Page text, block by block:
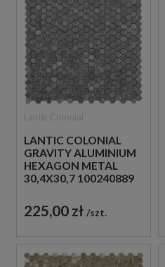
LANTIC COLONIAL
GRAVITY ALUMINIUM
HEXAGON METAL
30,4X30,7 100240889
SZCZOTKOWANA
225,00 zł szt.